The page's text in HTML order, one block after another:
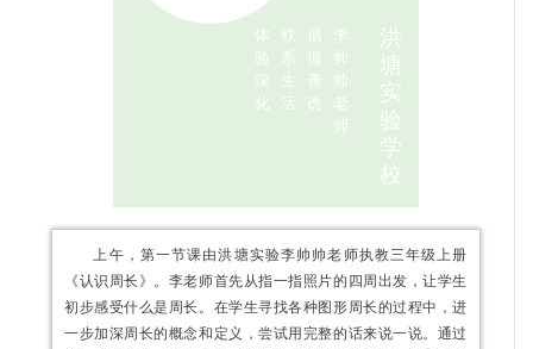
洪
塘
实
验
学
校
李
帅
帅
老
师
循
循
善
诱
联
系
生
活
体
验
深
化
上午，第一节课由洪塘实验李帅帅老师执教三年级上册
《认识周长》。李老师首先从指一指照片的四周出发，让学生
初步感受什么是周长。在学生寻找各种图形周长的过程中，进
一步加深周长的概念和定义，尝试用完整的话来说一说。通过